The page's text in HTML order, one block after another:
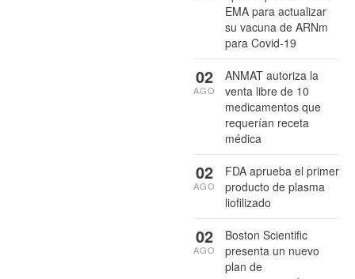
EMA para actualizar
su vacuna de ARNm
para Covid-19
ANMAT autoriza la
venta libre de 10
medicamentos que
requerían receta
médica
02
AGO
FDA aprueba el primer
producto de plasma
liofilizado
02
AGO
Boston Scientific
presenta un nuevo
plan de
02
AGO